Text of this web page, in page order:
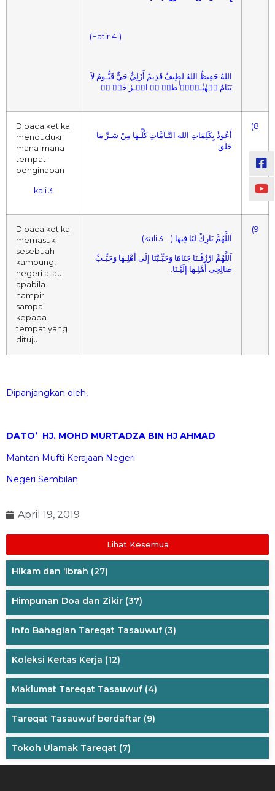
(Fatir 41)
اللهُ حَفِيظٌ اللهُ لَطِيفٌ قَدِيمٌ أَزَلِيٌّ حَيٌّ قَيُّـومٌ لاَ
يَنَامُ كۤهٰيٰـعۤصۤ ٰٰطسۤ قۤ الۤـرٰ حٰمۤ نۤ
Dibaca ketika
menduduki
mana-mana
tempat
penginapan
3 kali
أَعُوذُ بِكَلِمَاتِ الله التَّـآمَّاتِ كُلِّـهَا مِنْ شَـرِّ مَا
خَلَقَ
(8
Dibaca ketika
memasuki
sesebuah
kampung,
negeri atau
apabila
hampir
sampai
kepada
tempat yang
dituju.
اَللَّهُمَّ بَارِكْ لَنَا فِيهَا ( 3 kali)
اَللَّهُمَّ ارْزُقْـنَا جَنَاهَا وَحَبِّـبْنَا إِلَى أَهْلِـهَا وَحَبِّـبْ
صَالِحِى أَهْلِـهَا إِلَيْـنَا.
(9
Dipanjangkan oleh,
DATO’ HJ. MOHD MURTADZA BIN HJ AHMAD
Mantan Mufti Kerajaan Negeri
Negeri Sembilan
April 19, 2019
Lihat Kesemua
Hikam dan ‘Ibrah (27)
Himpunan Doa dan Zikir (37)
Info Bahagian Tareqat Tasauwuf(3)
Koleksi Kertas Kerja (12)
Maklumat Tareqat Tasauwuf(4)
Tareqat Tasauwuf berdaftar (9)
Tokoh Ulamak Tareqat (7)